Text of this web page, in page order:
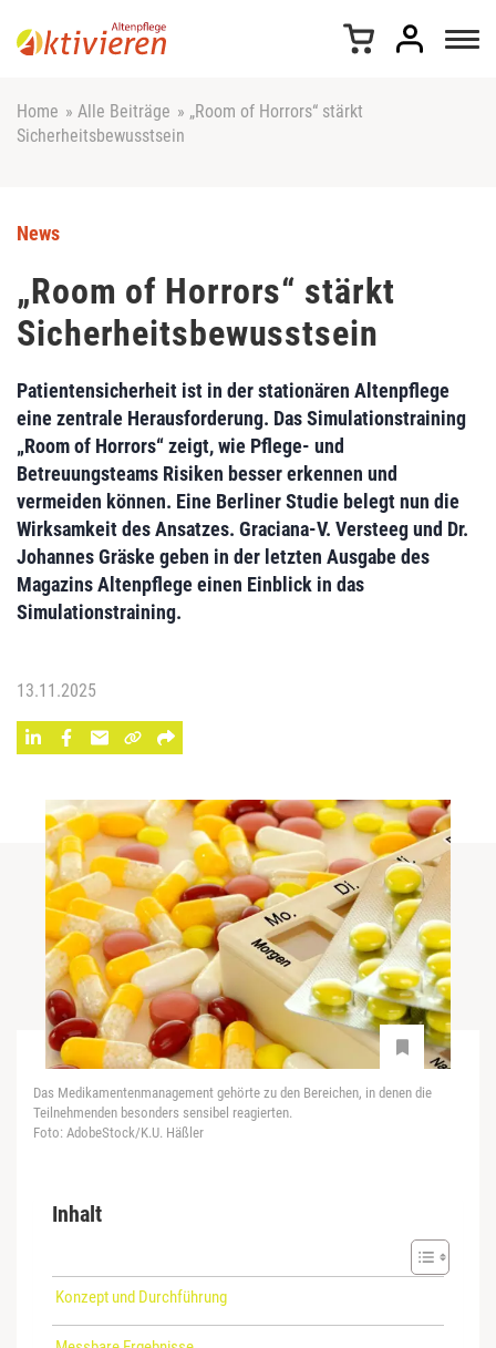
Home » Alle Beiträge » „Room of Horrors“ stärkt
Sicherheitsbewusstsein
News
„Room of Horrors“ stärkt
Sicherheitsbewusstsein
Patientensicherheit ist in der stationären Altenpflege
eine zentrale Herausforderung. Das Simulationstraining
„Room of Horrors“ zeigt, wie Pflege- und
Betreuungsteams Risiken besser erkennen und
vermeiden können. Eine Berliner Studie belegt nun die
Wirksamkeit des Ansatzes. Graciana-V. Versteeg und Dr.
Johannes Gräske geben in der letzten Ausgabe des
Magazins Altenpflege einen Einblick in das
Simulationstraining.
13.11.2025
Das Medikamentenmanagement gehörte zu den Bereichen, in denen die
Teilnehmenden besonders sensibel reagierten.
Foto: AdobeStock/K.U. Häßler
Inhalt
Konzept und Durchführung